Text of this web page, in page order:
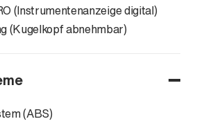
(Instrumentenanzeige digital)
(Kugelkopf abnehmbar)
(ABS)